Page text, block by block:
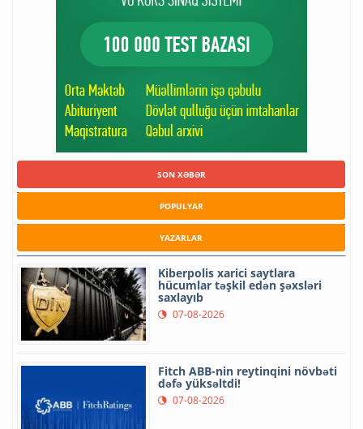
SON XƏBƏR
POPULYAR
YAZARLAR
Kiberpolis xarici saytlara
hücumlar təşkil edən şəxsləri
saxlayıb
07-08-2026
Fitch ABB-nin reytinqini növbəti
dəfə yüksəltdi!
07-08-2026